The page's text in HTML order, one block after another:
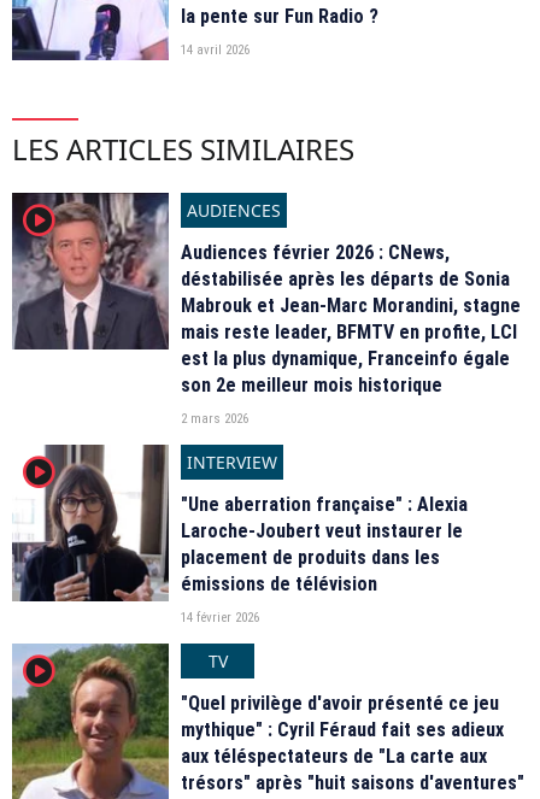
la pente sur Fun Radio ?
14 avril 2026
LES ARTICLES SIMILAIRES
player2
AUDIENCES
Audiences février 2026 : CNews,
déstabilisée après les départs de Sonia
Mabrouk et Jean-Marc Morandini, stagne
mais reste leader, BFMTV en profite, LCI
est la plus dynamique, Franceinfo égale
son 2e meilleur mois historique
2 mars 2026
player2
INTERVIEW
"Une aberration française" : Alexia
Laroche-Joubert veut instaurer le
placement de produits dans les
émissions de télévision
14 février 2026
player2
TV
"Quel privilège d'avoir présenté ce jeu
mythique" : Cyril Féraud fait ses adieux
aux téléspectateurs de "La carte aux
trésors" après "huit saisons d'aventures"